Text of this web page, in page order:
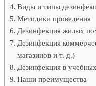
Виды и типы
Методики проведения
Дезинфекция жилых
Дезинфекция
магазинов и т. д.)
Дезинфекция в
Наши преимущества